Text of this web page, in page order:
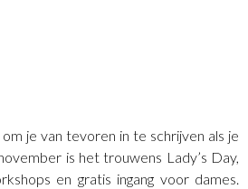
je van tevoren in te schrijven als je
is het trouwens Lady’s Day,
en gratis ingang voor dames.